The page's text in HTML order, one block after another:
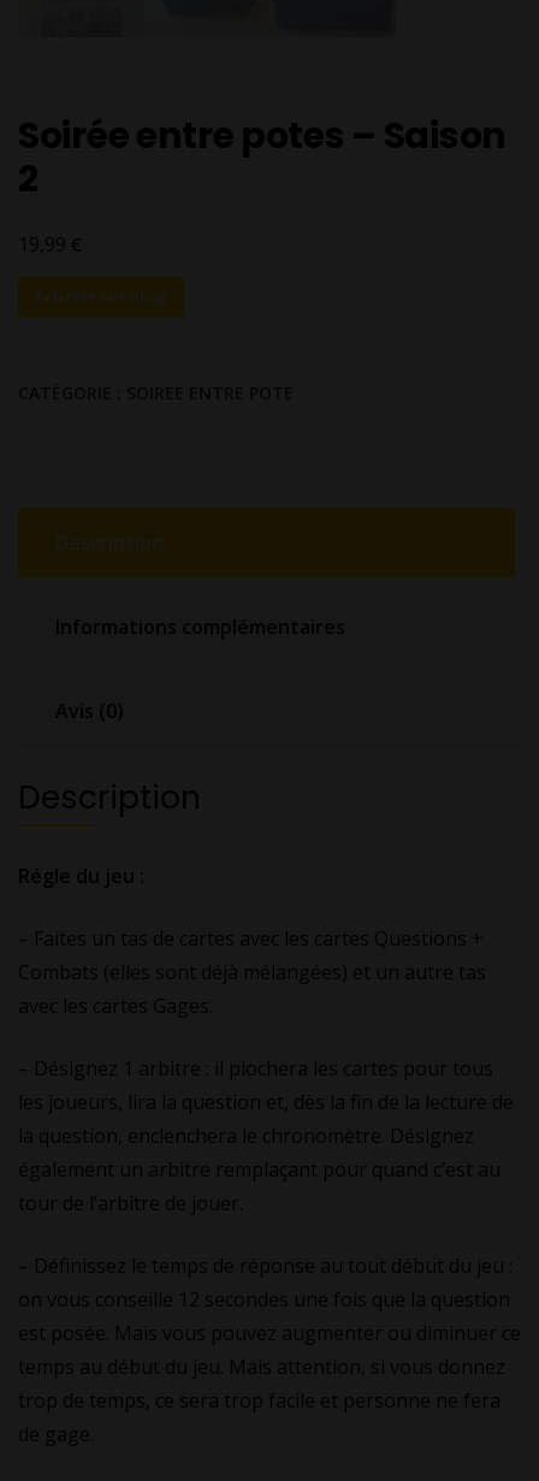
Soirée entre potes – Saison
2
19,99 €
Acheter sur ebay
Description
Informations complémentaires
Avis (0)
Description
Régle du jeu :
– Faites un tas de cartes avec les cartes Questions +
Combats (elles sont déjà mélangées) et un autre tas
avec les cartes Gages.
– Désignez 1 arbitre : il piochera les cartes pour tous
les joueurs, lira la question et, dès la fin de la lecture de
la question, enclenchera le chronomètre. Désignez
également un arbitre remplaçant pour quand c’est au
tour de l’arbitre de jouer.
– Définissez le temps de réponse au tout début du jeu :
on vous conseille 12 secondes une fois que la question
est posée. Mais vous pouvez augmenter ou diminuer ce
temps au début du jeu. Mais attention, si vous donnez
trop de temps, ce sera trop facile et personne ne fera
de gage.